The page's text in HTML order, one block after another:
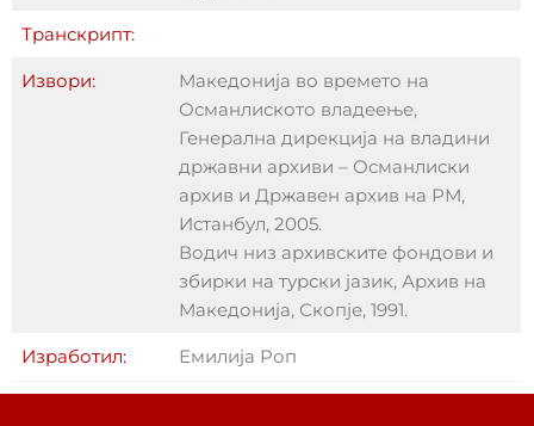
Транскрипт:
Извори:
Македонија во времето на
Османлиското владеење,
Генерална дирекција на владини
државни архиви – Османлиски
архив и Државен архив на РМ,
Истанбул, 2005.
Водич низ архивските фондови и
збирки на турски јазик, Архив на
Македонија, Скопје, 1991.
Изработил: Емилија Роп